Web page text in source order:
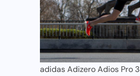
adidas Adizero Adios Pro 3